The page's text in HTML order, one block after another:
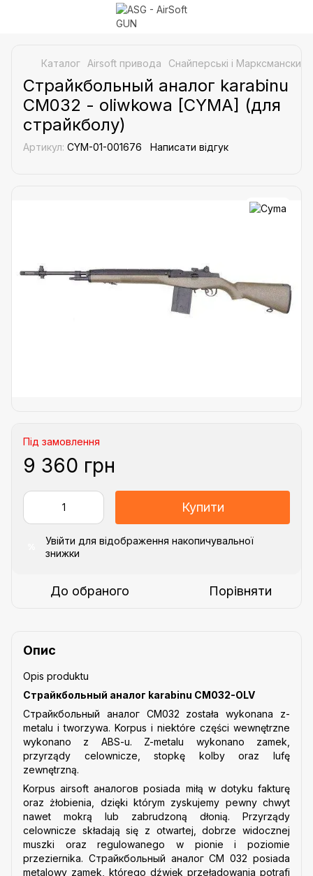
Каталог Airsoft привода Снайперські і Марксманские
Страйкбольный аналог karabinu
CM032 - oliwkowa [CYMA] (для
страйкболу)
Артикул: CYM-01-001676 Написати відгук
Під замовлення
9 360 грн
Купити
Увійти для відображення накопичувальної
знижки
До обраного Порівняти
Опис
Opis produktu
Страйкбольный аналог karabinu CM032-OLV
Страйкбольный аналог CM032 została wykonana z-
metalu i tworzywa. Korpus i niektóre części wewnętrzne
wykonano z ABS-u. Z-metalu wykonano zamek,
przyrządy celownicze, stopkę kolby oraz lufę
zewnętrzną.
Korpus airsoft аналогов posiada miłą w dotyku fakturę
oraz żłobienia, dzięki którym zyskujemy pewny chwyt
nawet mokrą lub zabrudzoną dłonią. Przyrządy
celownicze składają się z otwartej, dobrze widocznej
muszki oraz regulowanego w pionie i poziomie
przeziernika. Страйкбольный аналог CM 032 posiada
metalowy zamek, którego dźwięk przeładowania potrafi